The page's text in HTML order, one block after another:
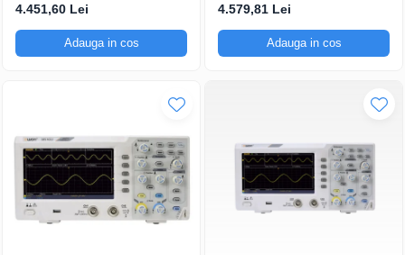
2; 1Gsps; 40Mpts integrat cu
Măsurători automate
4.451,60 Lei
Adauga in cos
4; 1Gsps; 40Mpts care permite
Ceas în timp real
4.579,81 Lei
Adauga in cos